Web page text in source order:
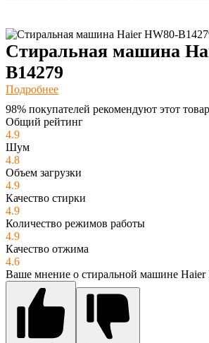
Стиральная машина
B14279
Подробнее
98% покупателей рекомендуют этот товар
Общий рейтинг
4.9
Шум
4.8
Объем загрузки
4.9
Качество стирки
4.9
Количество режимов работы
4.9
Качество отжима
4.6
Ваше мнение о стиральной машине Haier